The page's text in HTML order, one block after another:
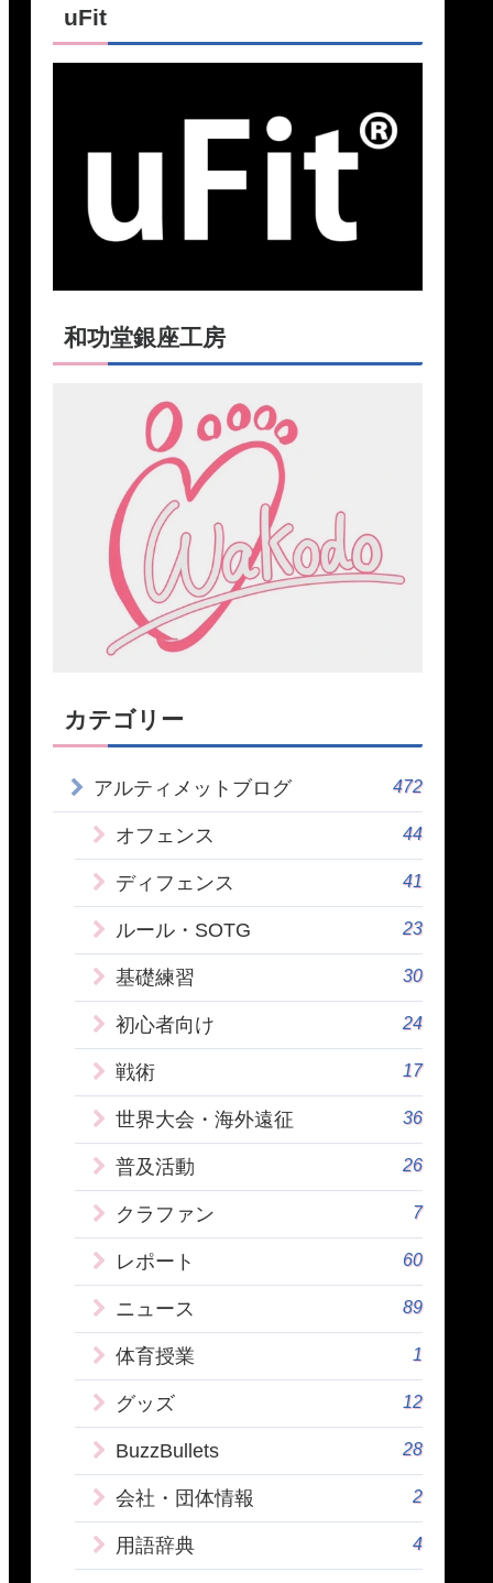
uFit
和功堂銀座工房
カテゴリー
アルティメットブログ 472
オフェンス 44
ディフェンス 41
ルール・SOTG 23
基礎練習 30
初心者向け 24
戦術 17
世界大会・海外遠征 36
普及活動 26
クラファン 7
レポート 60
ニュース 89
体育授業 1
グッズ 12
BuzzBullets 28
会社・団体情報 2
用語辞典 4